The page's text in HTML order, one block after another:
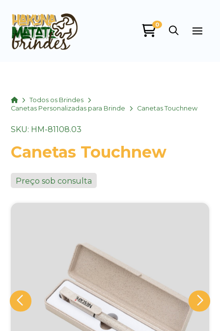
0
HomeTodos os Brindes
Canetas Personalizadas para Brinde
Canetas Touchnew
SKU: HM-81108.03
Canetas Touchnew
Preço sob consulta